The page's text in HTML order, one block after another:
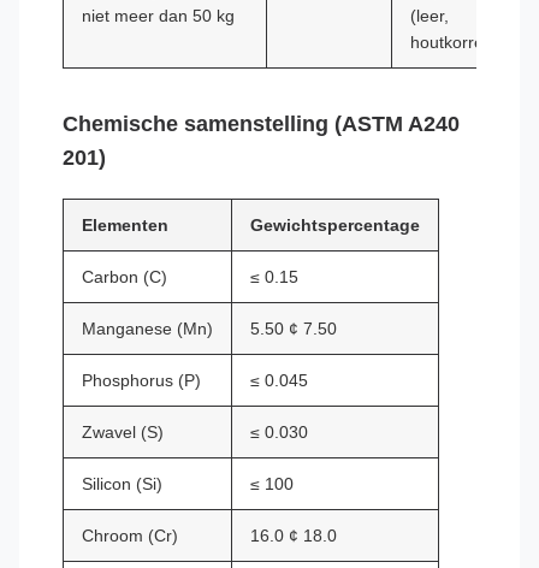
niet meer dan 50 kg
(leer,
houtkorrels)
Chemische samenstelling (ASTM A240
201)
Elementen Gewichtspercentage
Carbon (C) ≤ 0.15
Manganese (Mn) 5.50 ¢ 7.50
Phosphorus (P) ≤ 0.045
Zwavel (S) ≤ 0.030
Silicon (Si) ≤ 100
Chroom (Cr) 16.0 ¢ 18.0